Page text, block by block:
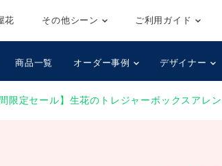
花 その他シーン ご利用ガイド
商品一覧 オーダー事例 デザイナー
限定セール】生花のトレジャーボックスアレ